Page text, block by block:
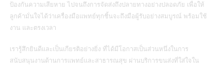
ป้องกันความเสียหาย ไปจนถึงการจัดส่งถึงปลายทางอย่างปลอดภัย เพื่อให้
ลูกค้ามั่นใจได้ว่าเครื่องมือแพทย์ทุกชิ้นจะถึงมือผู้รับอย่างสมบูรณ์ พร้อมใช้
งาน และตรงเวลา
เรารู้สึกยินดีและเป็นเกียรติอย่างยิ่ง ที่ได้มีโอกาสเป็นส่วนหนึ่งในการ
สนับสนุนงานด้านการแพทย์และสาธารณสุข ผ่านบริการขนส่งที่ใส่ใจใน